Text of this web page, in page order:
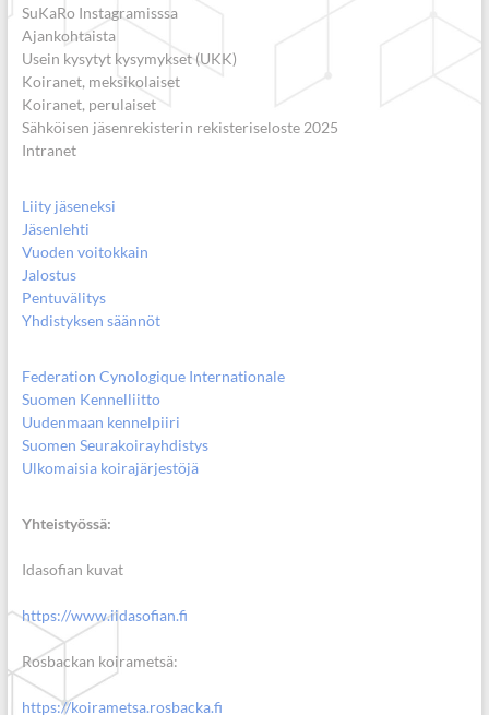
SuKaRo Instagramisssa
Ajankohtaista
Usein kysytyt kysymykset (UKK)
Koiranet, meksikolaiset
Koiranet, perulaiset
Sähköisen jäsenrekisterin rekisteriseloste 2025
Intranet
Liity jäseneksi
Jäsenlehti
Vuoden voitokkain
Jalostus
Pentuvälitys
Yhdistyksen säännöt
Federation Cynologique Internationale
Suomen Kennelliitto
Uudenmaan kennelpiiri
Suomen Seurakoirayhdistys
Ulkomaisia koirajärjestöjä
Yhteistyössä:
Idasofian kuvat
https://www.iidasofian.fi
Rosbackan koirametsä:
https://koirametsa.rosbacka.fi